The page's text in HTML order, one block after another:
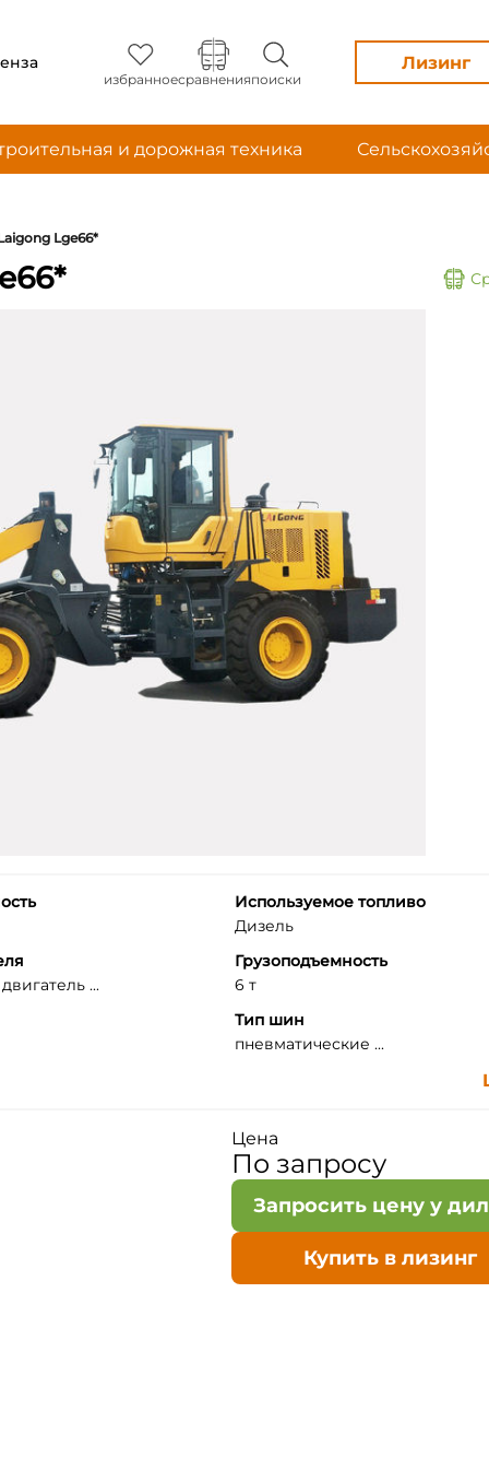
избранноесравненияпоиски
Лизинг
и дорожная техника
Lge66*
Используемое топливо
Дизель
...
Грузоподъемность
6 т
Тип шин
пневматические ...
Цена
По запросу
Запросить цену у
Купить в лизинг